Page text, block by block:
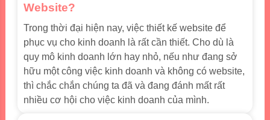
Website?
Trong thời đại hiện nay, việc thiết kế website để
phục vụ cho kinh doanh là rất cần thiết. Cho dù là
quy mô kinh doanh lớn hay nhỏ, nếu như đang sở
hữu một công việc kinh doanh và không có website,
thì chắc chắn chúng ta đã và đang đánh mất rất
nhiều cơ hội cho việc kinh doanh của mình.